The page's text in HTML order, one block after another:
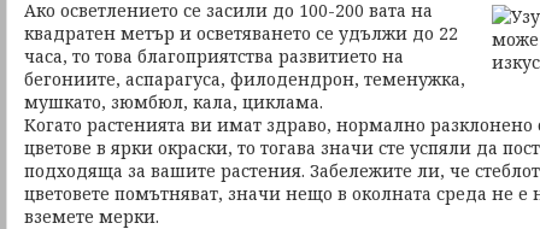
Ако осветлението се засили до 100-200 вата на
квадратен метър и осветяването се удължи до 22
часа, то това благоприятства развитието на
бегониите, аспарагуса, филодендрон, теменужка,
мушкато, зюмбюл, кала, циклама.
Когато растенията ви имат здраво, нормално разклонено
цветове в ярки окраски, то тогава значи сте успяли да
подходяща за вашите растения. Забележите ли, че
цветовете помътняват, значи нещо в околната среда не е
вземете мерки.